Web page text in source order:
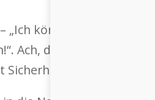
könnte man einen
Ach, denken wir da, die
ein paar Tipps